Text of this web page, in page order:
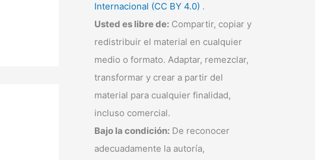
Internacional (CC BY 4.0) .
Usted es libre de: Compartir, copiar y
redistribuir el material en cualquier
medio o formato. Adaptar, remezclar,
transformar y crear a partir del
material para cualquier finalidad,
incluso comercial.
Bajo la condición: De reconocer
adecuadamente la autoría,